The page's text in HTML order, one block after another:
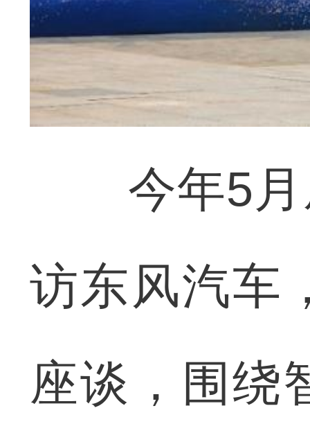
今年5月
访东风汽车
座谈，围绕